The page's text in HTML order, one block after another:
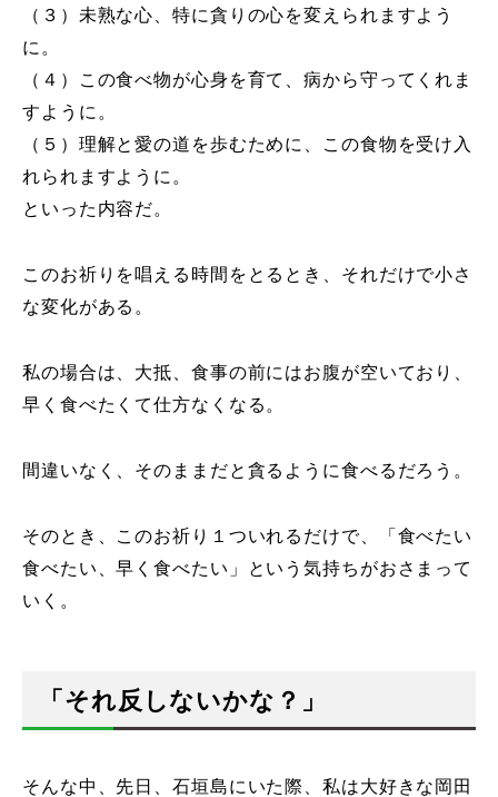
（３）未熟な心、特に貪りの心を変えられますよう
に。
（４）この食べ物が心身を育て、病から守ってくれま
すように。
（５）理解と愛の道を歩むために、この食物を受け入
れられますように。
といった内容だ。
このお祈りを唱える時間をとるとき、それだけで小さ
な変化がある。
私の場合は、大抵、食事の前にはお腹が空いており、
早く食べたくて仕方なくなる。
間違いなく、そのままだと貪るように食べるだろう。
そのとき、このお祈り１ついれるだけで、「食べたい
食べたい、早く食べたい」という気持ちがおさまって
いく。
「それ反しないかな？」
そんな中、先日、石垣島にいた際、私は大好きな岡田